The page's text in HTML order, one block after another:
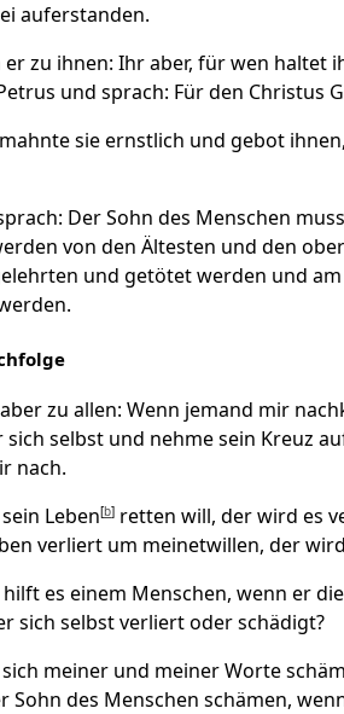
auferstanden.
er zu ihnen: Ihr aber, für wen haltet
und sprach: Für den Christus
sie ernstlich und gebot
Der Sohn des Menschen
von den Ältesten und den
und getötet werden und
zu allen: Wenn jemand mir
sich selbst und nehme sein Kreuz
nach.
Leben[b] retten will, der wird es
verliert um meinetwillen, der
es einem Menschen, wenn er
sich selbst verliert oder schädigt?
meiner und meiner Worte
Sohn des Menschen schämen,